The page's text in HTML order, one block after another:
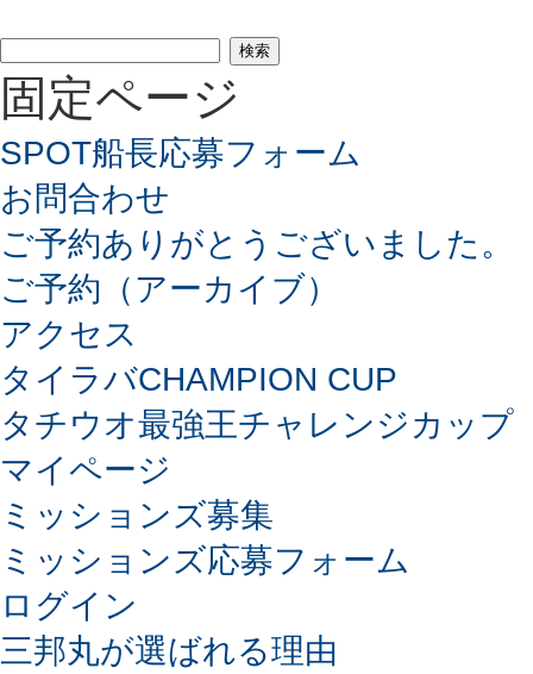
検
索:
固定ページ
SPOT船長応募フォーム
お問合わせ
ご予約ありがとうございました。
ご予約（アーカイブ）
アクセス
タイラバCHAMPION CUP
タチウオ最強王チャレンジカップ
マイページ
ミッションズ募集
ミッションズ応募フォーム
ログイン
三邦丸が選ばれる理由